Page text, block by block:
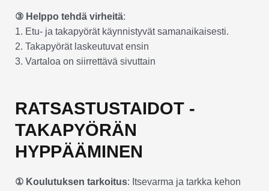
③ Helppo tehdä virheitä:
1. Etu- ja takapyörät käynnistyvät samanaikaisesti.
2. Takapyörät laskeutuvat ensin
3. Vartaloa on siirrettävä sivuttain
RATSASTUSTAIDOT -
TAKAPYÖRÄN
HYPPÄÄMINEN
① Koulutuksen tarkoitus: Itsevarma ja tarkka kehon